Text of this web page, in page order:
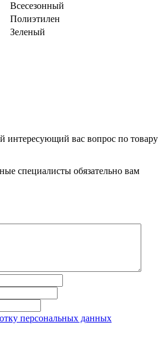
Всесезонный
Полиэтилен
Зеленый
интересующий вас вопрос по товару
специалисты обязательно вам
персональных данных